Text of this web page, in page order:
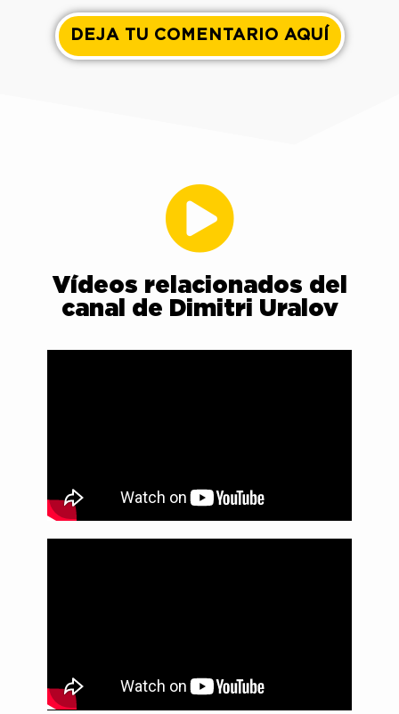
DEJA TU COMENTARIO AQUÍ
Vídeos relacionados del
canal de Dimitri Uralov